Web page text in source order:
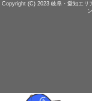
Copyright (C) 2023 岐阜・愛知エリ